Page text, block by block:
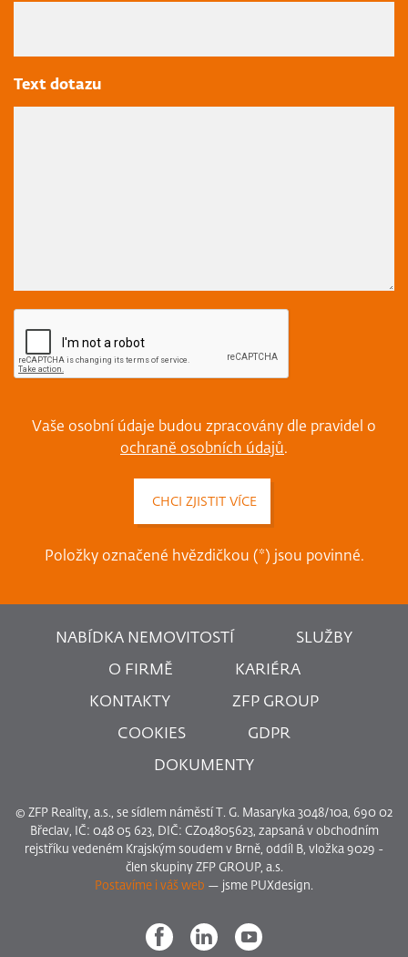
Text dotazu
Vaše osobní údaje budou zpracovány dle pravidel o
ochraně osobních údajů.
Položky označené hvězdičkou (*) jsou povinné.
NABÍDKA NEMOVITOSTÍ SLUŽBY
O FIRMĚ KARIÉRA
KONTAKTY ZFP GROUP
COOKIES GDPR
DOKUMENTY
© ZFP Reality, a.s., se sídlem náměstí T. G. Masaryka 3048/10a, 690 02
Břeclav, IČ: 048 05 623, DIČ: CZ04805623, zapsaná v obchodním
rejstříku vedeném Krajským soudem v Brně, oddíl B, vložka 9029 -
člen skupiny ZFP GROUP, a.s.
Postavíme i váš web — jsme PUXdesign.